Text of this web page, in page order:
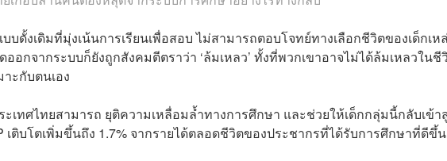
บดั้งเดิมที่มุ่งเน้นการเรียนเพื่อสอบ ไม่สามารถตอบโจทย์ทางเลือกชีวิตของเด็กเห
อกจากระบบก็ยังถูกสังคมตีตราว่า ‘ล้มเหลว’ ทั้งที่พวกเขาอาจไม่ได้ล้มเหลวในชี
ะกับตนเอง
เทศไทยสามารถ ยุติความเหลื่อมล้ำทางการศึกษา และช่วยให้เด็กกลุ่มนี้กลับเข้า
เติบโตเพิ่มขึ้นถึง 1.7% จากรายได้ตลอดชีวิตของประชากรที่ได้รับการศึกษาที่ดีขึ้น